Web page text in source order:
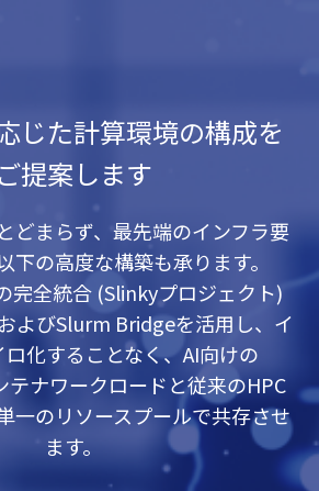
じた計算環境の構成を
ご提案します
どまらず、最先端のインフラ要
下の高度な構築も承ります。
完全統合 (Slinkyプロジェクト)
よびSlurm Bridgeを活用し、イ
ロ化することなく、AI向けの
ナワークロードと従来のHPC
一のリソースプールで共存させ
ます。